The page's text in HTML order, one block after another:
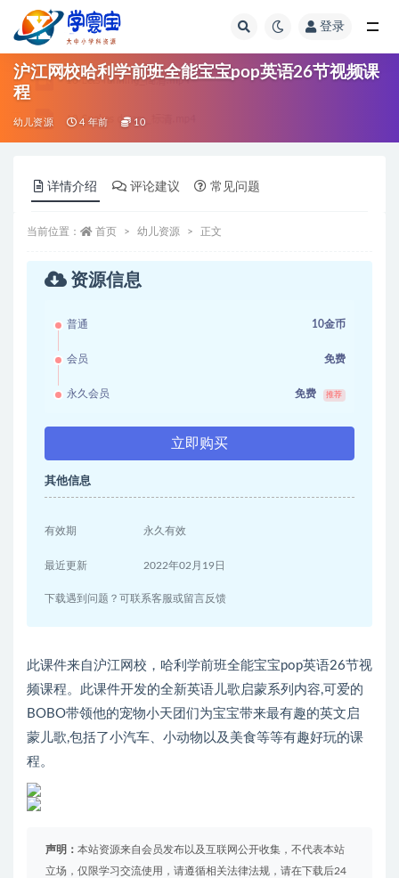
登录
沪江网校哈利学前班全能宝宝pop英语26节视频课
程
幼儿资源 4 年前 10
详情介绍 评论建议 常见问题
当前位置： 首页 幼儿资源 正文
资源信息
普通 10金币
会员 免费
永久会员 免费 推荐
立即购买
其他信息
有效期 永久有效
最近更新 2022年02月19日
下载遇到问题？可联系客服或留言反馈
此课件来自沪江网校，哈利学前班全能宝宝pop英语26节视
频课程。此课件开发的全新英语儿歌启蒙系列内容,可爱的
BOBO带领他的宠物小天团们为宝宝带来最有趣的英文启
蒙儿歌,包括了小汽车、小动物以及美食等等有趣好玩的课
程。
声明： 本站资源来自会员发布以及互联网公开收集，不代表本站
立场，仅限学习交流使用，请遵循相关法律法规，请在下载后24
全部